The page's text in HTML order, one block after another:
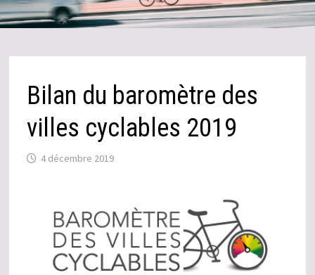
Bilan du baromètre des
villes cyclables 2019
4 décembre 2019